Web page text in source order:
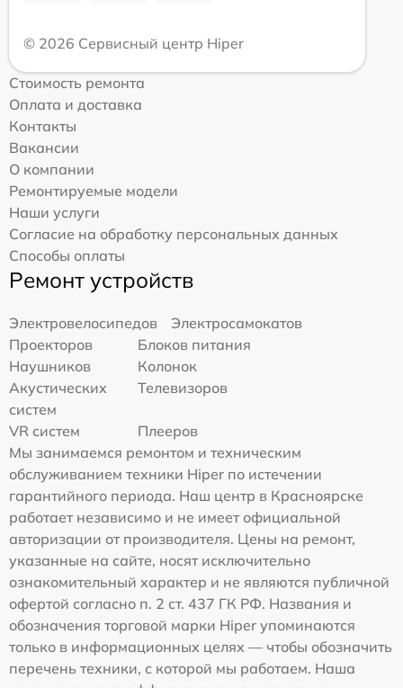
© 2026 Сервисный центр Hiper
Стоимость ремонта
Оплата и доставка
Контакты
Вакансии
О компании
Ремонтируемые модели
Наши услуги
Согласие на обработку персональных данных
Способы оплаты
Ремонт устройств
Электровелосипедов
Электросамокатов
Проекторов
Блоков питания
Наушников
Колонок
Акустических
систем
Телевизоров
VR систем
Плееров
Мы занимаемся ремонтом и техническим
обслуживанием техники Hiper по истечении
гарантийного периода. Наш центр в Красноярске
работает независимо и не имеет официальной
авторизации от производителя. Цены на ремонт,
указанные на сайте, носят исключительно
ознакомительный характер и не являются публичной
офертой согласно п. 2 ст. 437 ГК РФ. Названия и
обозначения торговой марки Hiper упоминаются
только в информационных целях — чтобы обозначить
перечень техники, с которой мы работаем. Наша